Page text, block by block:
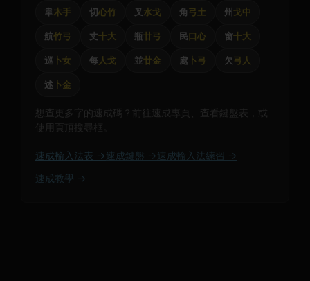
韋木手 切心竹 叉 水戈 角弓土 州 戈中
航竹弓 丈十大 瓶廿弓 民口心 窗十大
巡 卜女 每人戈 並廿金 處 卜弓 欠弓人
述 卜金
想查更多字的速成碼？前往速成專頁、查看鍵盤表，或
使用頁頂搜尋框。
速成輸入法表 → 速成鍵盤 → 速成輸入法練習 →
速成教學 →